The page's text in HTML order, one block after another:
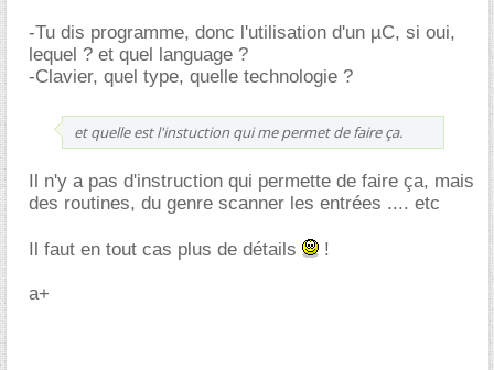
-Tu dis programme, donc l'utilisation d'un µC, si oui,
lequel ? et quel language ?
-Clavier, quel type, quelle technologie ?
et quelle est l'instuction qui me permet de faire ça.
Il n'y a pas d'instruction qui permette de faire ça, mais
des routines, du genre scanner les entrées .... etc
Il faut en tout cas plus de détails !
a+